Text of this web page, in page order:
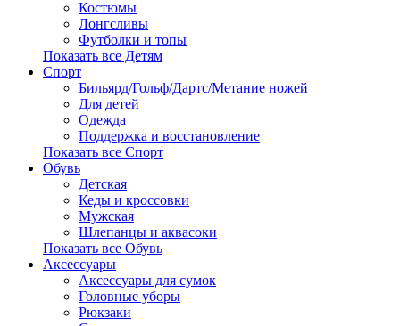
Костюмы
Лонгсливы
Футболки и топы
Показать все Детям
Спорт
Бильярд/Гольф/Дартс/Метание ножей
Для детей
Одежда
Поддержка и восстановление
Показать все Спорт
Обувь
Детская
Кеды и кроссовки
Мужская
Шлепанцы и аквасоки
Показать все Обувь
Аксессуары
Аксессуары для сумок
Головные уборы
Рюкзаки